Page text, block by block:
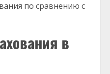
по сравнению с
в